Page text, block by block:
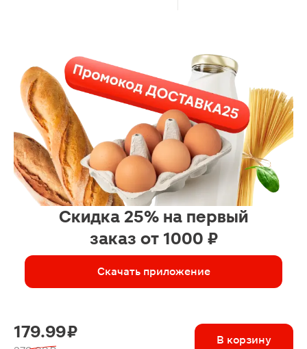
Скидка 25% на первый
заказ от 1000 ₽
Скачать приложение
179.99 ₽ В корзину